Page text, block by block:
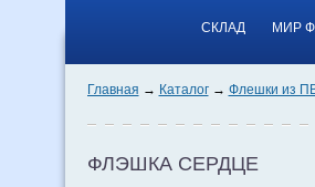
СКЛАД МИР
Главная Каталог Флешки из
ФЛЭШКА СЕРДЦЕ